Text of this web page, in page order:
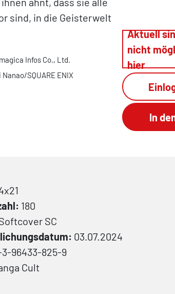
sind, in die Geisterwelt
Infos Co., Ltd.
SQUARE ENIX
Aktuell
nicht
hier
180
SC
03.07.2024
3-96433-825-9
Cult